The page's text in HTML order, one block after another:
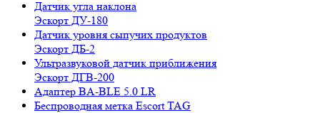
Датчик угла наклона
Эскорт ДУ-180
Датчик уровня сыпучих продуктов
Эскорт ДБ-2
Ультразвуковой датчик приближения
Эскорт ДГВ-200
Aдаптер BA-BLE 5.0 LR
Беспроводная метка Escort TAG